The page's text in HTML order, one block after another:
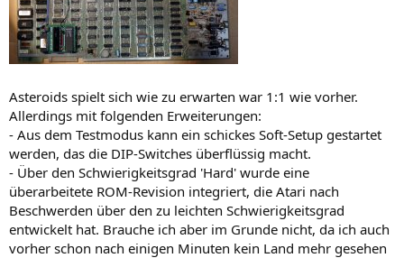
Asteroids spielt sich wie zu erwarten war 1:1 wie vorher.
Allerdings mit folgenden Erweiterungen:
- Aus dem Testmodus kann ein schickes Soft-Setup gestartet
werden, das die DIP-Switches überflüssig macht.
- Über den Schwierigkeitsgrad 'Hard' wurde eine
überarbeitete ROM-Revision integriert, die Atari nach
Beschwerden über den zu leichten Schwierigkeitsgrad
entwickelt hat. Brauche ich aber im Grunde nicht, da ich auch
vorher schon nach einigen Minuten kein Land mehr gesehen